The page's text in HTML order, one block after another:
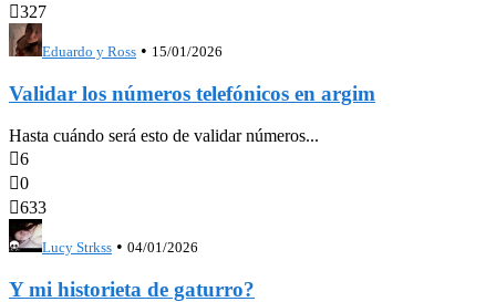
327
Eduardo y Ross • 15/01/2026
Validar los números telefónicos en argim
Hasta cuándo será esto de validar números...
6
0
633
Lucy Strkss • 04/01/2026
Y mi historieta de gaturro?